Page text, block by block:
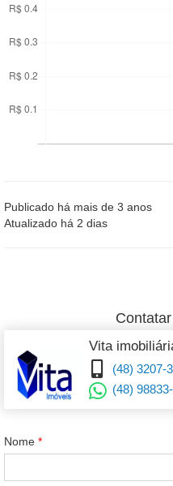
Publicado há mais de 3 anos
Atualizado há 2 dias
Vita
(48) 3207-
(48)
Nome *